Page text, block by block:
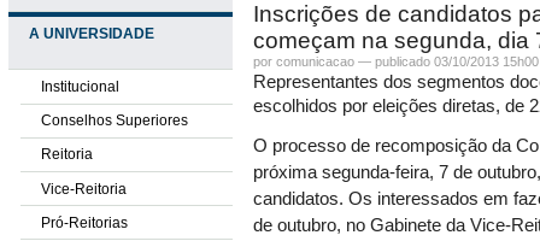
A UNIVERSIDADE
Institucional
Conselhos Superiores
Reitoria
Vice-Reitoria
Pró-Reitorias
Inscrições de candidatos
começam na segunda, dia
por comunicacao —publicado 03/10/2013
Representantes dos segmentos
escolhidos por eleições diretas, de
O processo de recomposição da
próxima segunda-feira, 7 de
candidatos. Os interessados em
de outubro, no Gabinete da Vice-